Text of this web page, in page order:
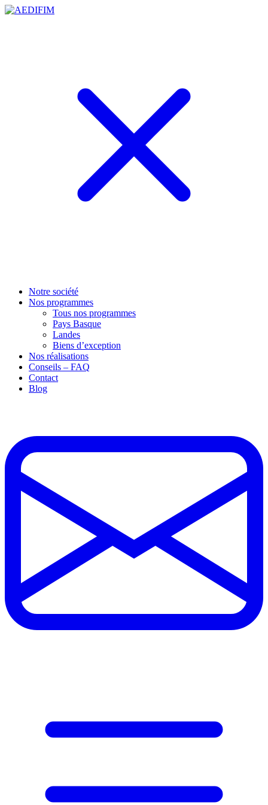
Notre société
Nos programmes
Tous nos programmes
Pays Basque
Landes
Biens d’exception
Nos réalisations
Conseils – FAQ
Contact
Blog